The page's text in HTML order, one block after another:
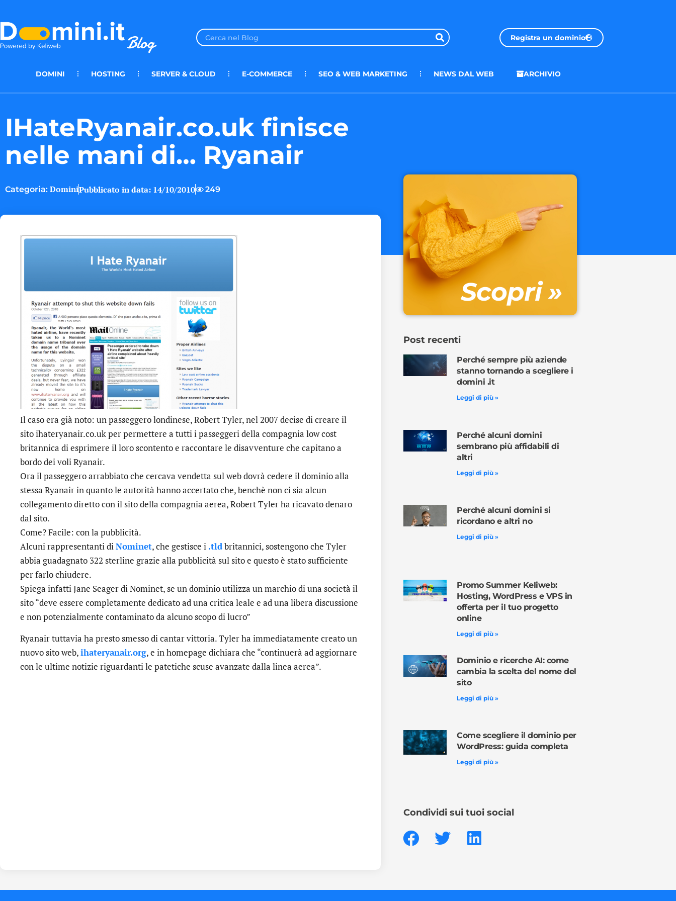
Registra un dominio
DOMINI HOSTING SERVER & CLOUD E-COMMERCE SEO & WEB MARKETING NEWS DAL WEB ARCHIVIO
IHateRyanair.co.uk finisce
nelle mani di… Ryanair
Categoria: DominiPubblicato in data: 14/10/2010 249
Il caso era già noto: un passeggero londinese, Robert Tyler, nel 2007 decise di creare il
sito ihateryanair.co.uk per permettere a tutti i passeggeri della compagnia low cost
britannica di esprimere il loro scontento e raccontare le disavventure che capitano a
bordo dei voli Ryanair.
Ora il passeggero arrabbiato che cercava vendetta sul web dovrà cedere il dominio alla
stessa Ryanair in quanto le autorità hanno accertato che, benchè non ci sia alcun
collegamento diretto con il sito della compagnia aerea, Robert Tyler ha ricavato denaro
dal sito.
Come? Facile: con la pubblicità.
Alcuni rappresentanti diNominet, che gestisce i .tldbritannici, sostengono che Tyler
abbia guadagnato 322 sterline grazie alla pubblicità sul sito e questo è stato sufficiente
per farlo chiudere.
Spiega infatti Jane Seager di Nominet, se un dominio utilizza un marchio di una società il
sito “deve essere completamente dedicato ad una critica leale e ad una libera discussione
e non potenzialmente contaminato da alcuno scopo di lucro”
Ryanair tuttavia ha presto smesso di cantar vittoria. Tyler ha immediatamente creato un
nuovo sito web,ihateryanair.org, e in homepage dichiara che “continuerà ad aggiornare
con le ultime notizie riguardanti le patetiche scuse avanzate dalla linea aerea”.
Scopri »
Post recenti
Perché sempre più aziende
stanno tornando a scegliere i
domini .it
Leggi di più »
Perché alcuni domini
sembrano più affidabili di
altri
Leggi di più »
Perché alcuni domini si
ricordano e altri no
Leggi di più »
Promo Summer Keliweb:
Hosting, WordPress e VPS in
offerta per il tuo progetto
online
Leggi di più »
Dominio e ricerche AI: come
cambia la scelta del nome del
sito
Leggi di più »
Come scegliere il dominio per
WordPress: guida completa
Leggi di più »
Condividi sui tuoi social